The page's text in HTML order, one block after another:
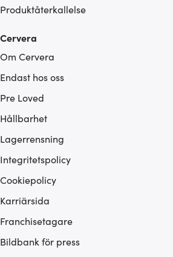
Produktåterkallelse
Cervera
Om Cervera
Endast hos oss
Pre Loved
Hållbarhet
Lagerrensning
Integritetspolicy
Cookiepolicy
Karriärsida
Franchisetagare
Bildbank för press